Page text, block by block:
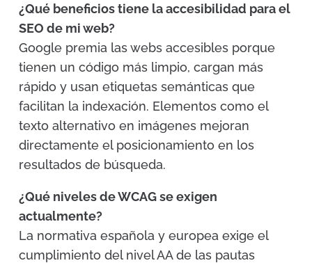
¿Qué beneficios tiene la accesibilidad para el
SEO de mi web?
Google premia las webs accesibles porque
tienen un código más limpio, cargan más
rápido y usan etiquetas semánticas que
facilitan la indexación. Elementos como el
texto alternativo en imágenes mejoran
directamente el posicionamiento en los
resultados de búsqueda.
¿Qué niveles de WCAG se exigen
actualmente?
La normativa española y europea exige el
cumplimiento del nivel AA de las pautas